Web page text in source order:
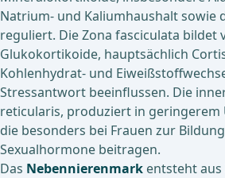
Natrium- und Kaliumhaushalt sowie
reguliert. Die Zona fasciculata bildet
Glukokortikoide, hauptsächlich
Kohlenhydrat- und
Stressantwort beeinflussen. Die
reticularis, produziert in geringerem
die besonders bei Frauen zur
Sexualhormone beitragen.
Das Nebennierenmark entsteht